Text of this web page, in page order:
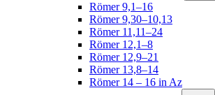
Römer 9,1–16
Römer 9,30–10,13
Römer 11,11–24
Römer 12,1–8
Römer 12,9–21
Römer 13,8–14
Römer 14 – 16 in Az